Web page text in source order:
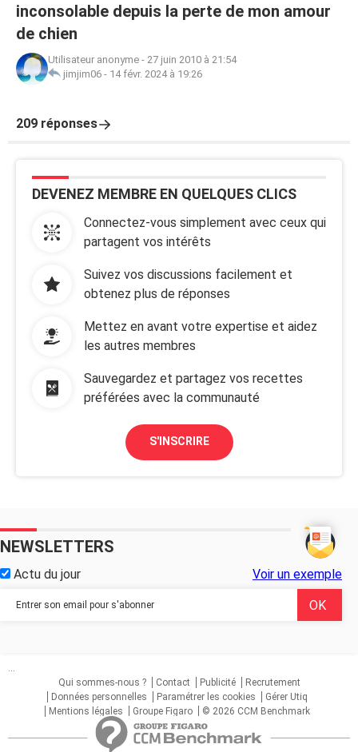
inconsolable depuis la perte de mon amour
de chien
Utilisateur anonyme - 27 juin 2010 à 21:54
jimjim06 - 14 févr. 2024 à 19:26
209 réponses
DEVENEZ MEMBRE EN QUELQUES CLICS
Connectez-vous simplement avec ceux qui
partagent vos intérêts
Suivez vos discussions facilement et
obtenez plus de réponses
Mettez en avant votre expertise et aidez
les autres membres
Sauvegardez et partagez vos recettes
préférées avec la communauté
S'INSCRIRE
NEWSLETTERS
Actu du jour Voir un exemple
...
Qui sommes-nous ?
Contact Publicité
Recrutement
Données personnelles
Paramétrer les cookies
Gérer Utiq
Mentions légales
Groupe Figaro © 2026 CCM Benchmark